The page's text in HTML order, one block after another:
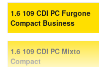
1.6 109 CDI PC Furgone
Compact Business
1.6 109 CDI PC Mixto
Compact